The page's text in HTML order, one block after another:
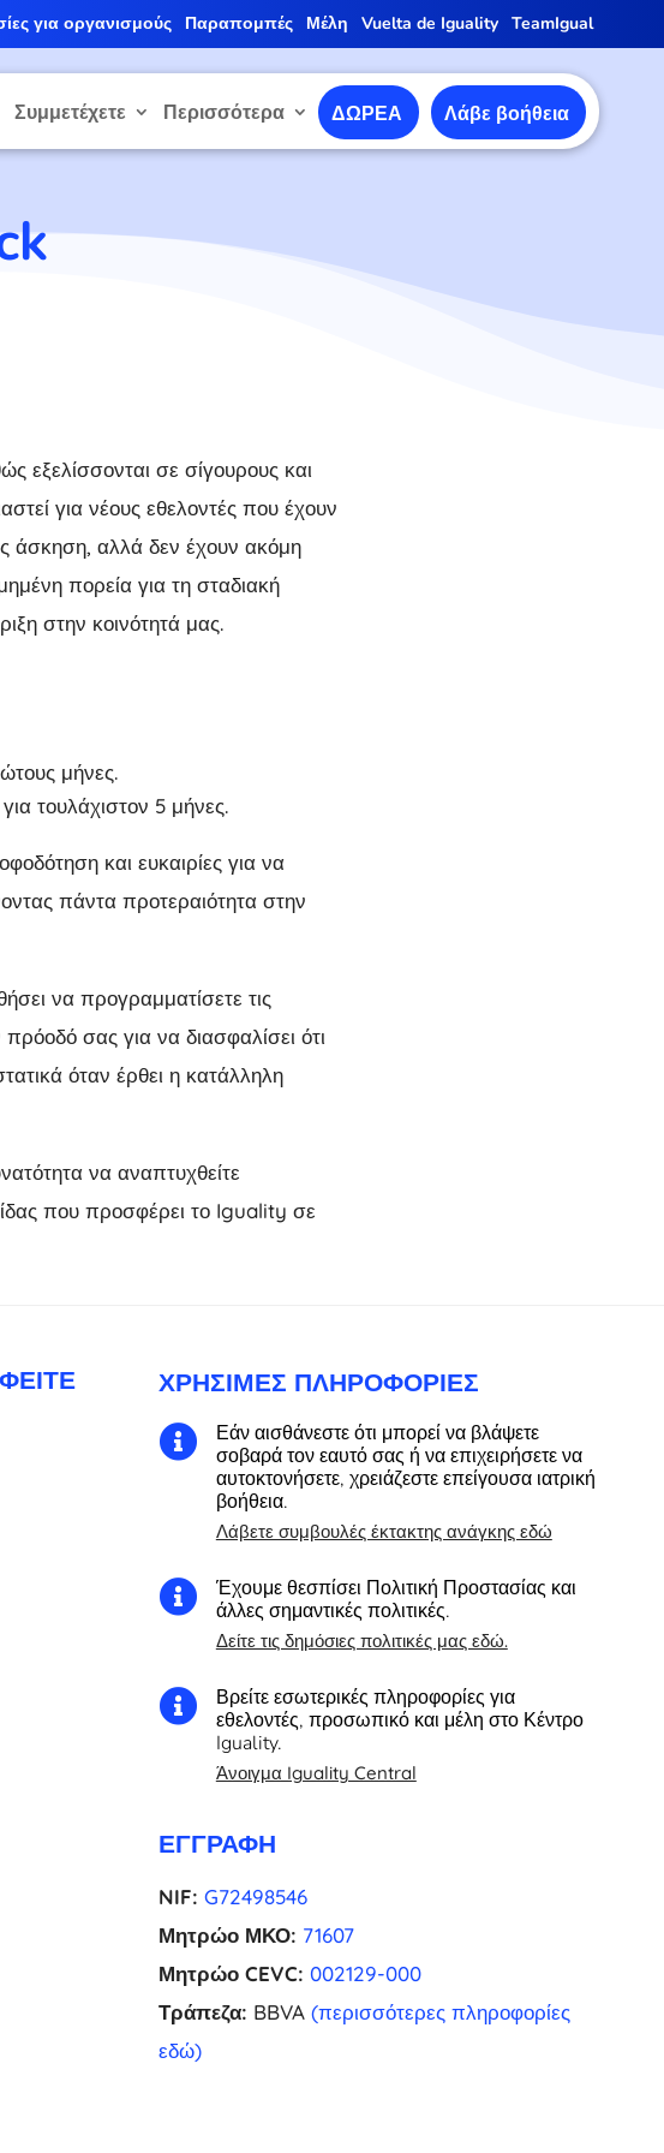
για οργανισμούς Παραπομπές Μέλη Vuelta de Iguality TeamIgual
Συμμετέχετε Περισσότερα ΔΩΡΕΑ Λάβε βοήθεια
εξελίσσονται σε σίγουρους και
για νέους εθελοντές που έχουν
άσκηση, αλλά δεν έχουν ακόμη
πορεία για τη σταδιακή
στην κοινότητά μας.
μήνες.
τουλάχιστον 5 μήνες.
και ευκαιρίες για να
πάντα προτεραιότητα στην
να προγραμματίσετε τις
σας για να διασφαλίσει ότι
όταν έρθει η κατάλληλη
να αναπτυχθείτε
που προσφέρει το Iguality σε
ΧΡΉΣΙΜΕΣ ΠΛΗΡΟΦΟΡΊΕΣ

Εάν αισθάνεστε ότι μπορεί να βλάψετε
σοβαρά τον εαυτό σας ή να επιχειρήσετε να
αυτοκτονήσετε, χρειάζεστε επείγουσα ιατρική
βοήθεια.
Λάβετε συμβουλές έκτακτης ανάγκης εδώ

Έχουμε θεσπίσει Πολιτική Προστασίας και
άλλες σημαντικές πολιτικές.
Δείτε τις δημόσιες πολιτικές μας εδώ.

Βρείτε εσωτερικές πληροφορίες για
εθελοντές, προσωπικό και μέλη στο Κέντρο
Iguality.
Άνοιγμα Iguality Central
ΕΓΓΡΑΦΉ
NIF: G72498546
Μητρώο ΜΚΟ: 71607
Μητρώο CEVC: 002129-000
Τράπεζα: BBVA(περισσότερες πληροφορίες
εδώ)